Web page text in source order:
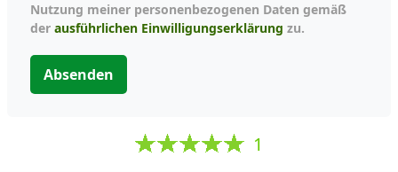
Nutzung meiner personenbezogenen Daten gemäß
der ausführlichen Einwilligungserklärung zu.
Absenden
1